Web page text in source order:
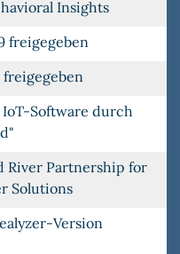
Insights
freigegeben
freigegeben
IoT-Software durch
River Partnership for
Solutions
Version